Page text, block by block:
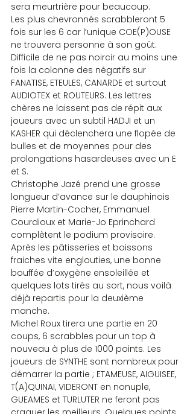
sera meurtrière pour beaucoup.
Les plus chevronnés scrabbleront 5
fois sur les 6 car l’unique COE(P)OUSE
ne trouvera personne à son goût.
Difficile de ne pas noircir au moins une
fois la colonne des négatifs sur
FANATISE, ETEULES, CANARDE et surtout
AUDIOTEX et ROUTEURS. Les lettres
chères ne laissent pas de répit aux
joueurs avec un subtil HADJI et un
KASHER qui déclenchera une flopée de
bulles et de moyennes pour des
prolongations hasardeuses avec un E
et S.
Christophe Jazé prend une grosse
longueur d’avance sur le dauphinois
Pierre Martin-Cocher, Emmanuel
Courdioux et Marie-Jo Eprinchard
complètent le podium provisoire.
Après les pâtisseries et boissons
fraiches vite englouties, une bonne
bouffée d’oxygène ensoleillée et
quelques lots tirés au sort, nous voilà
déjà repartis pour la deuxième
manche.
Michel Roux tirera une partie en 20
coups, 6 scrabbles pour un top à
nouveau à plus de 1000 points. Les
joueurs de SYNTHE sont nombreux pour
démarrer la partie ; ETAMEUSE, AIGUISEE,
T(A)QUINAI, VIDERONT en nonuple,
GUEAMES et TURLUTER ne feront pas